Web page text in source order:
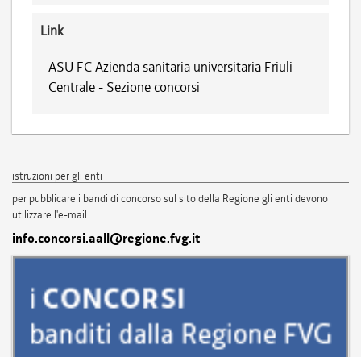
Link
ASU FC Azienda sanitaria universitaria Friuli
Centrale - Sezione concorsi
istruzioni per gli enti
per pubblicare i bandi di concorso sul sito della Regione gli enti devono
utilizzare l'e-mail
info.concorsi.aall@regione.fvg.it